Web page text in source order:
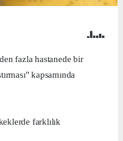
fazla hastanede bir
kapsamında
farklılık